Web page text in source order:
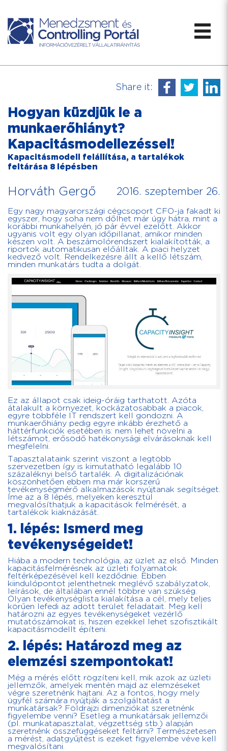
Share it:
Hogyan küzdjük le a
munkaerőhiányt?
Kapacitásmodellezéssel!
Kapacitásmodell felállítása, a tartalékok
feltárása 8 lépésben
Horváth Gergő 2016. szeptember 26.
Egy nagy magyarországi cégcsoport CFO-ja fakadt ki
egyszer, hogy soha nem dőlhet már úgy hátra, mint a
korábbi munkahelyén, jó pár évvel ezelőtt. Akkor
ugyanis volt egy olyan időpillanat, amikor minden
készen volt. A beszámolórendszert kialakították, a
riportok automatikusan előálltak. A piaci helyzet
kedvező volt. Rendelkezésre állt a kellő létszám,
minden munkatárs tudta a dolgát.
Ez az állapot csak ideig-óráig tarthatott. Azóta
átalakult a környezet, kockázatosabbak a piacok,
egyre többféle IT rendszert kell gondozni. A
munkaerőhiány pedig egyre inkább érezhető a
háttérfunkciók esetében is: nem lehet növelni a
létszámot, erősödő hatékonysági elvárásoknak kell
megfelelni.
Tapasztalataink szerint viszont a legtöbb
szervezetben így is kimutatható legalább 10
százaléknyi belső tartalék. A digitalizációnak
köszönhetően ebben ma már korszerű
tevékenységmérő alkalmazások nyújtanak segítséget.
Íme az a 8 lépés, melyeken keresztül
megvalósíthatjuk a kapacitások felmérését, a
tartalékok kiaknázását.
1. lépés: Ismerd meg
tevékenységeidet!
Hiába a modern technológia, az üzlet az első. Minden
kapacitásfelmérésnek az üzleti folyamatok
feltérképezésével kell kezdődnie. Ebben
kiindulópontot jelenthetnek meglévő szabályzatok,
leírások, de általában ennél többre van szükség.
Olyan tevékenységlista kialakítása a cél, mely teljes
körűen lefedi az adott terület feladatait. Meg kell
határozni az egyes tevékenységeket vezérlő
mutatószámokat is, hiszen ezekkel lehet szofisztikált
kapacitásmodellt építeni.
2. lépés: Határozd meg az
elemzési szempontokat!
Még a mérés előtt rögzíteni kell, mik azok az üzleti
jellemzők, amelyek mentén majd az elemzéseket
végre szeretnénk hajtani. Az a fontos, hogy mely
ügyfél számára nyújtják a szolgáltatást a
munkatársak? Földrajzi dimenziókat szeretnénk
figyelembe venni? Esetleg a munkatársak jellemzői
(pl. munkatapasztalat, végzettség stb.) alapján
szeretnénk összefüggéseket feltárni? Természetesen
a mérést, adatgyűjtést is ezeket figyelembe véve kell
megvalósítani.